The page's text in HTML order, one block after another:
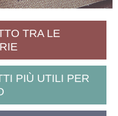
TRA LE
PIÙ UTILI PER